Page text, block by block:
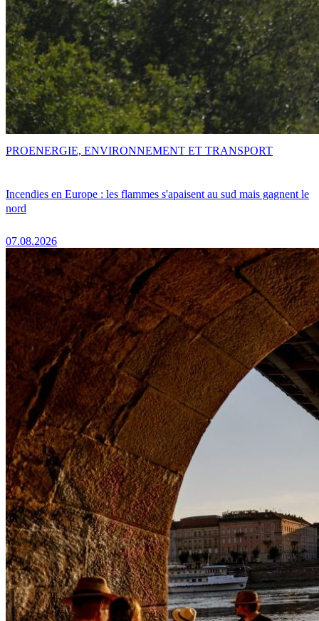
Incendies en Europe : les flammes s'apaisent au sud mais gagnent le
nord
07.08.2026
PROENERGIE, ENVIRONNEMENT ET TRANSPORT